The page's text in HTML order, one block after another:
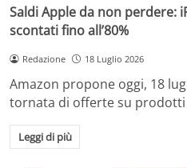
Saldi Apple da non perdere:
scontati fino all’80%
Redazione 18 Luglio 2026
Amazon propone oggi, 18
tornata di offerte su
Leggi di più